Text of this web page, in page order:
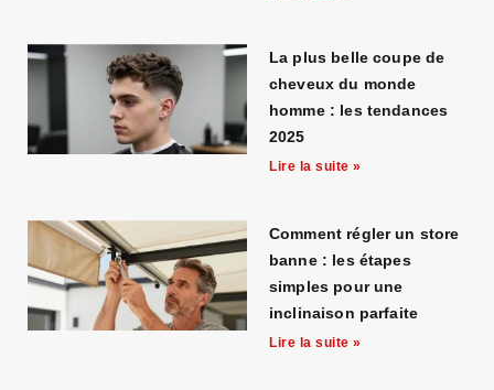
La plus belle coupe de
cheveux du monde
homme : les tendances
2025
Lire la suite »
Comment régler un store
banne : les étapes
simples pour une
inclinaison parfaite
Lire la suite »